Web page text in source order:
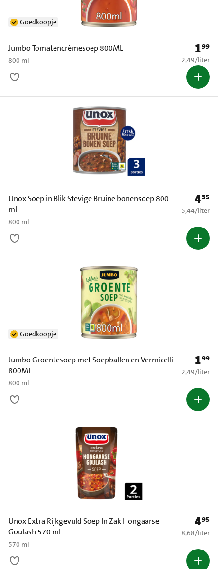
Jumbo Tomatencrèmesoep 800ML
800 ml
Goedkoopje
Prijs:
199
€ 2,49 per
2,49/liter
Unox Soep in Blik Stevige Bruine bonensoep 800
ml
800 ml
Prijs:
435
€ 5,44 per
5,44/liter
Jumbo Groentesoep met Soepballen en Vermicelli
800ML
800 ml
Goedkoopje
Prijs:
199
€ 2,49 per
2,49/liter
Unox Extra Rijkgevuld Soep In Zak Hongaarse
Goulash 570 ml
570 ml
Prijs:
495
€ 8,68 per
8,68/liter